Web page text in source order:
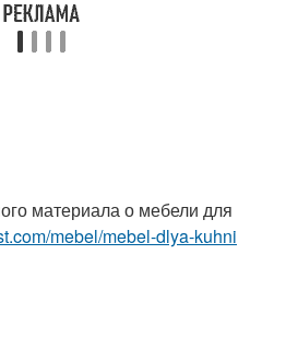
материала о мебели для
mebel/mebel-dlya-kuhni